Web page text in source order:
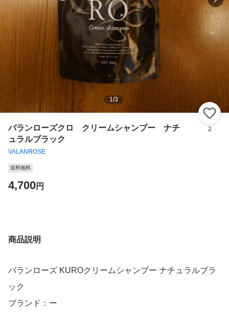
1/3
バランローズクロ クリームシャンプー ナチ
ュラルブラック
VALANROSE
2
送料無料
4,700円
商品説明
バランローズ KUROクリームシャンプー ナチュラルブラ
ック
ブランド：ー